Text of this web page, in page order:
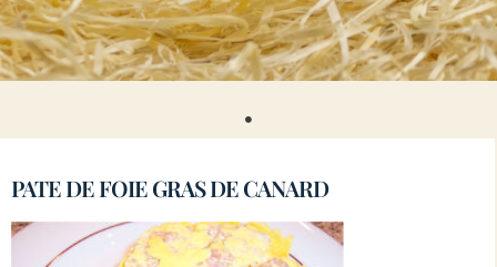
PATE DE FOIE GRAS DE CANARD